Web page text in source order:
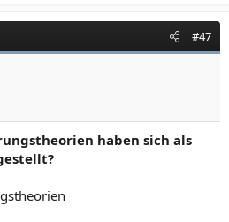
#47
haben sich als